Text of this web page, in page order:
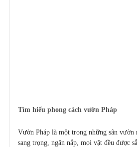
Tìm hiểu phong cách vườn Pháp
Vườn Pháp là một trong những sân vườn
sang trọng, ngăn nắp, mọi vật đều được